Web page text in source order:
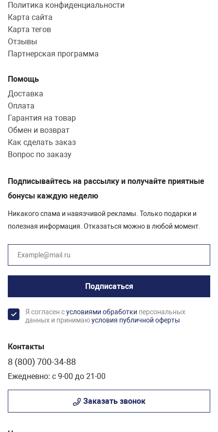
Политика конфиденциальности
Карта сайта
Карта тегов
Отзывы
Партнерская программа
Помощь
Доставка
Оплата
Гарантия на товар
Обмен и возврат
Как сделать заказ
Вопрос по заказу
Подписывайтесь на рассылку и получайте приятные
бонусы каждую неделю
Никакого спама и навязчивой рекламы. Только подарки и
полезная информация. Отказаться можно в любой момент.
Подписаться
Я согласен сусловиями обработки персональных
данных и принимаюусловия публичной оферты
Контакты
8 (800) 700-34-88
Ежедневно: с 9-00 до 21-00
Заказать звонок